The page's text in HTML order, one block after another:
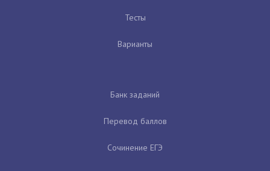
Тесты
Варианты
Банк заданий
Перевод баллов
Сочинение ЕГЭ